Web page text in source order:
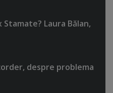
Stamate? Laura Bălan,
despre problema